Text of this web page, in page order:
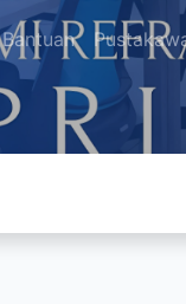
Bantuan